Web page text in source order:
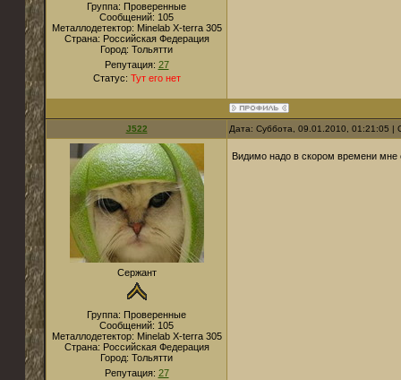
Группа: Проверенные
Сообщений: 105
Металлодетектор: Minelab X-terra 305
Страна: Российская Федерация
Город: Тольятти
Репутация: 27
Статус: Тут его нет
J522 Дата: Суббота, 09.01.2010, 01:21:05
Сержант
Группа: Проверенные
Сообщений: 105
Металлодетектор: Minelab X-terra 305
Страна: Российская Федерация
Город: Тольятти
Репутация: 27
Видимо надо в скором времени